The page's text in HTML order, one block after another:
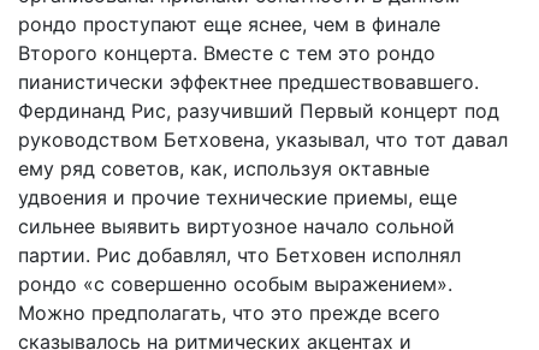
рондо проступают еще яснее, чем в финале
Второго концерта. Вместе с тем это рондо
пианистически эффектнее предшествовавшего.
Фердинанд Рис, разучивший Первый концерт под
руководством Бетховена, указывал, что тот давал
ему ряд советов, как, используя октавные
удвоения и прочие технические приемы, еще
сильнее выявить виртуозное начало сольной
партии. Рис добавлял, что Бетховен исполнял
рондо «с совершенно особым выражением».
Можно предполагать, что это прежде всего
сказывалось на ритмических акцентах и